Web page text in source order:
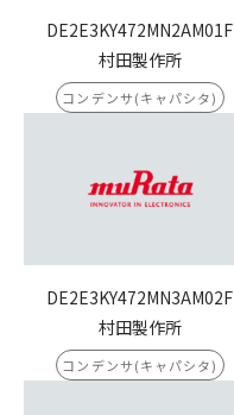
DE2E3KY472MN2AM01F
村田製作所
コンデンサ(キャパシタ)
DE2E3KY472MN3AM02F
村田製作所
コンデンサ(キャパシタ)